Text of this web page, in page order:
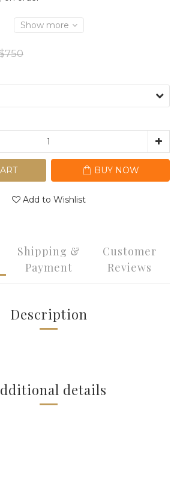
Show more
BUY NOW
Add to Wishlist
Shipping &
Payment
Customer
Reviews
Description
details